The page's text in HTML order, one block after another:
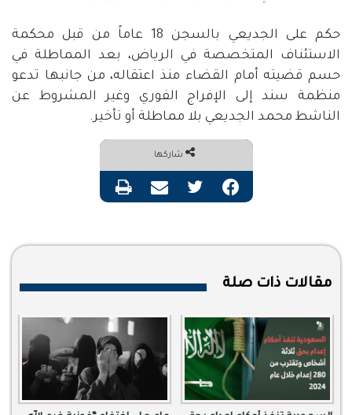
حكم على الجديعي بالسجن 18 عاماً من قبل محكمة
الاستئناف المتخصصة في الرياض، بعد المماطلة في
حسم قضيته أمام القضاء منذ اعتقاله، من جانبها تدعو
منظمة سند إلى الإفراج الفوري وغير المشروط عن
الناشط محمد الجديعي بلا مماطلة أو تأخير.
شاركها
فيسبوك تويتر مشاركة عبر البريد طباعة
مقالات ذات صلة